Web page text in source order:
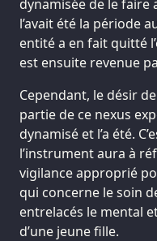
dynamisée de le
l’avait été la période
entité a en fait quitté
est ensuite revenue
Cependant, le désir
partie de ce nexus
dynamisé et l’a été.
l’instrument aura à
vigilance approprié
qui concerne le soin
entrelacés le mental
d’une jeune fille.